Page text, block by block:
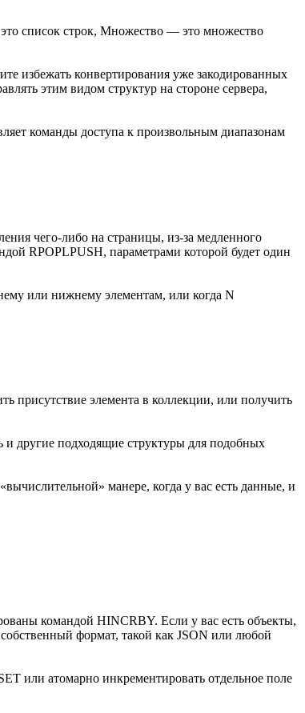
список строк, Множество — это множество
избежать конвертирования уже закодированных
этим видом структур на стороне сервера,
команды доступа к произвольным диапазонам
чего-либо на страницы, из-за медленного
RPOPLPUSH, параметрами которой будет один
или нижнему элементам, или когда N
присутствие элемента в коллекции, или получить
другие подходящие структуры для подобных
манере, когда у вас есть данные, и
командой HINCRBY. Если у вас есть объекты,
формат, такой как JSON или любой
или атомарно инкрементировать отдельное поле